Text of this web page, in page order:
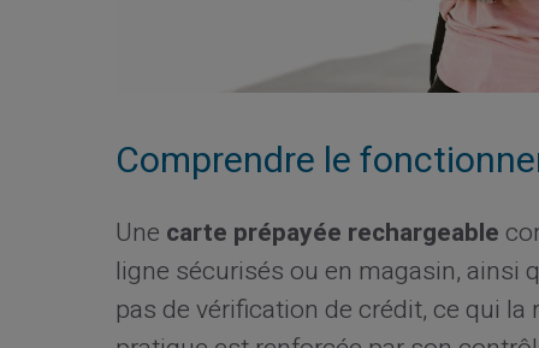
Comprendre le
Une carte prépayée rechargeable
ligne sécurisés ou en magasin, ainsi
pas de vérification de crédit, ce qui